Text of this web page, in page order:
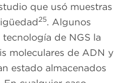
que usó muestras
25. Algunos
de NGS la
moleculares de ADN y
estado almacenados